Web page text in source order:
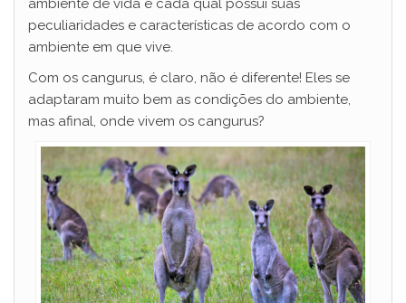
ambiente de vida e cada qual possui suas
peculiaridades e características de acordo com o
ambiente em que vive.
Com os cangurus, é claro, não é diferente! Eles se
adaptaram muito bem as condições do ambiente,
mas afinal, onde vivem os cangurus?